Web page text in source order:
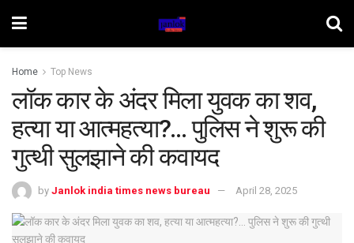
Home Top News
लॉक कार के अंदर मिला युवक का शव,
हत्या या आत्महत्या?… पुलिस ने शुरू की
गुत्थी सुलझाने की कवायद
by Janlok india times news bureau April 28, 2025